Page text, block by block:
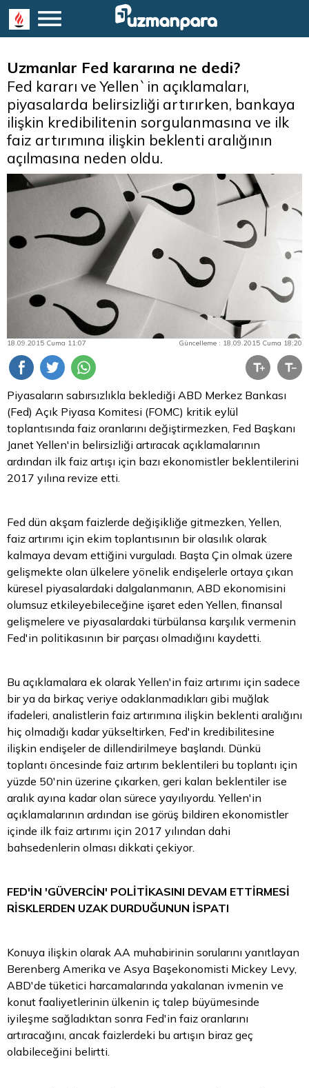
Uzmanlar Fed kararına ne dedi?
Fed kararı ve Yellen`in açıklamaları,
piyasalarda belirsizliği artırırken, bankaya
ilişkin kredibilitenin sorgulanmasına ve ilk
faiz artırımına ilişkin beklenti aralığının
açılmasına neden oldu.
18.09.2015 Cuma 11:07 Güncelleme : 18.09.2015 Cuma 18:20
Piyasaların sabırsızlıkla beklediği ABD Merkez Bankası
(Fed) Açık Piyasa Komitesi (FOMC) kritik eylül
toplantısında faiz oranlarını değiştirmezken, Fed Başkanı
Janet Yellen'in belirsizliği artıracak açıklamalarının
ardından ilk faiz artışı için bazı ekonomistler beklentilerini
2017 yılına revize etti.
Fed dün akşam faizlerde değişikliğe gitmezken, Yellen,
faiz artırımı için ekim toplantısının bir olasılık olarak
kalmaya devam ettiğini vurguladı. Başta Çin olmak üzere
gelişmekte olan ülkelere yönelik endişelerle ortaya çıkan
küresel piyasalardaki dalgalanmanın, ABD ekonomisini
olumsuz etkileyebileceğine işaret eden Yellen, finansal
gelişmelere ve piyasalardaki türbülansa karşılık vermenin
Fed'in politikasının bir parçası olmadığını kaydetti.
Bu açıklamalara ek olarak Yellen'in faiz artırımı için sadece
bir ya da birkaç veriye odaklanmadıkları gibi muğlak
ifadeleri, analistlerin faiz artırımına ilişkin beklenti aralığını
hiç olmadığı kadar yükseltirken, Fed'in kredibilitesine
ilişkin endişeler de dillendirilmeye başlandı. Dünkü
toplantı öncesinde faiz artırım beklentileri bu toplantı için
yüzde 50'nin üzerine çıkarken, geri kalan beklentiler ise
aralık ayına kadar olan sürece yayılıyordu. Yellen'in
açıklamalarının ardından ise görüş bildiren ekonomistler
içinde ilk faiz artırımı için 2017 yılından dahi
bahsedenlerin olması dikkati çekiyor.
FED'İN 'GÜVERCİN' POLİTİKASINI DEVAM ETTİRMESİ
RİSKLERDEN UZAK DURDUĞUNUN İSPATI
Konuya ilişkin olarak AA muhabirinin sorularını yanıtlayan
Berenberg Amerika ve Asya Başekonomisti Mickey Levy,
ABD'de tüketici harcamalarında yakalanan ivmenin ve
konut faaliyetlerinin ülkenin iç talep büyümesinde
iyileşme sağladıktan sonra Fed'in faiz oranlarını
artıracağını, ancak faizlerdeki bu artışın biraz geç
olabileceğini belirtti.